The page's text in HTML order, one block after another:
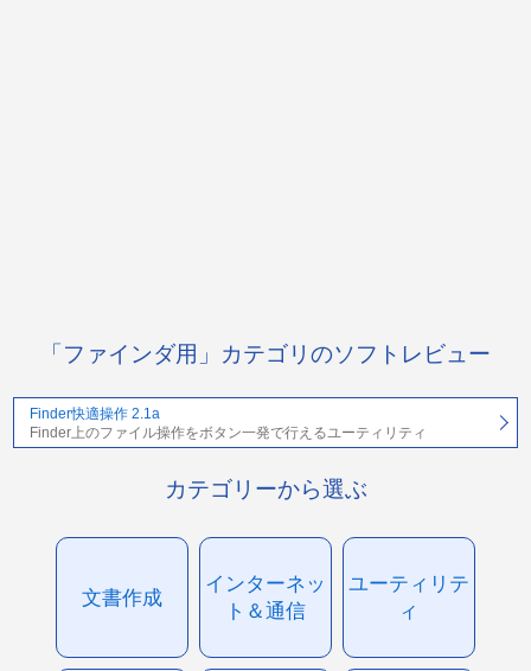
「ファインダ用」カテゴリのソフトレビュー
Finder快適操作 2.1a
Finder上のファイル操作をボタン一発で行えるユーティリティ
カテゴリーから選ぶ
文書作成
インターネッ
ト＆通信
ユーティリテ
ィ